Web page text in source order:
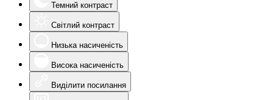
Темний контраст
Світлий контраст
Низька насиченість
Висока насиченість
Виділити посилання